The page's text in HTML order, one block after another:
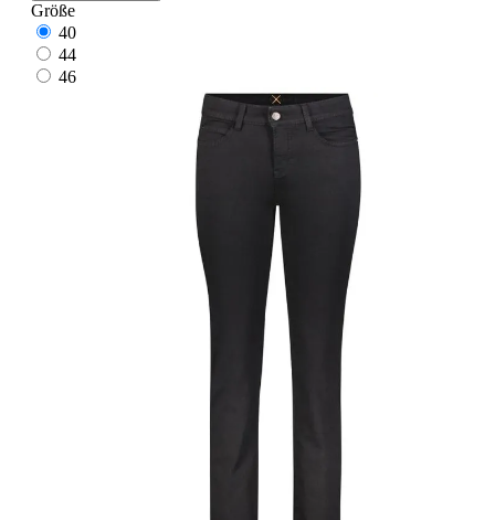
Größe
40
44
46